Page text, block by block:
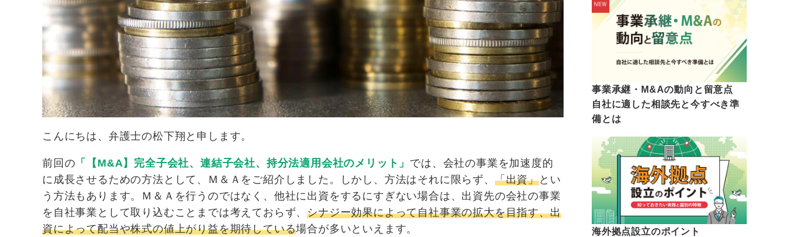
こんにちは、弁護士の松下翔と申します。
前回の 「【M&A】完全子会社、連結子会社、持分法適用会社のメリット」 では、会社の事業を加速度的
に成長させるための方法として、Ｍ＆Ａをご紹介しました。しかし、方法はそれに限らず、 「出資」とい
う方法もあります。Ｍ＆Ａを行うのではなく、他社に出資をするにすぎない場合は、出資先の会社の事業
を自社事業として取り込むことまでは考えておらず、シナジー効果によって自社事業の拡大を目指す、出
資によって配当や株式の値上がり益を期待している場合が多いといえます。
事業承継・M&Aの動向と留意点
自社に適した相談先と今すべき準
備とは
海外拠点設立のポイント